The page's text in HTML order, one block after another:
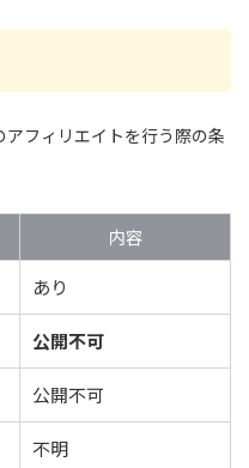
フィリエイトを行う際の条
内容
あり
公開不可
公開不可
不明